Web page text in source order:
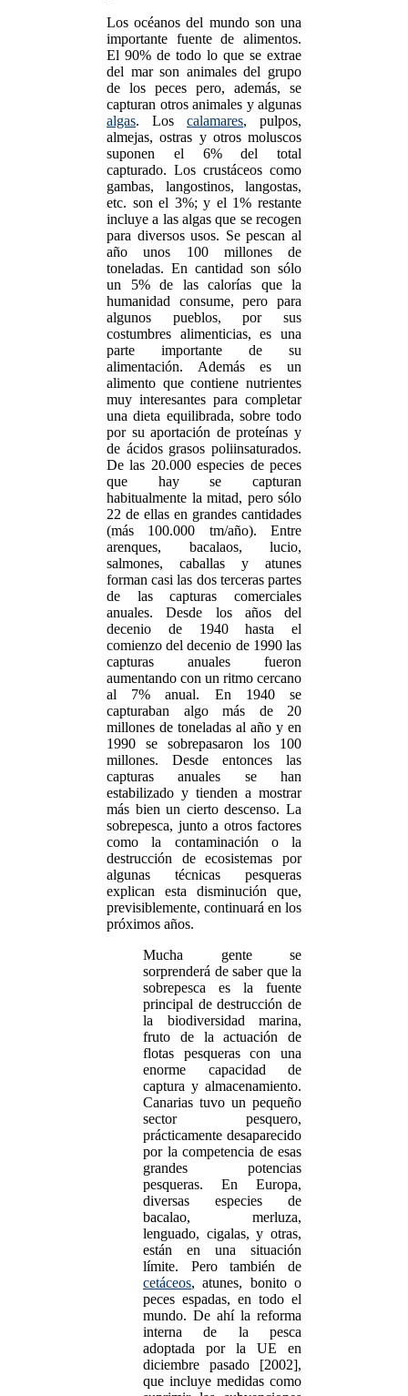
Los océanos del mundo son una
importante fuente de alimentos.
El 90% de todo lo que se extrae
del mar son animales del grupo
de los peces pero, además, se
capturan otros animales y algunas
algas. Los calamares, pulpos,
almejas, ostras y otros moluscos
suponen el 6% del total
capturado. Los crustáceos como
gambas, langostinos, langostas,
etc. son el 3%; y el 1% restante
incluye a las algas que se recogen
para diversos usos. Se pescan al
año unos 100 millones de
toneladas. En cantidad son sólo
un 5% de las calorías que la
humanidad consume, pero para
algunos pueblos, por sus
costumbres alimenticias, es una
parte importante de su
alimentación. Además es un
alimento que contiene nutrientes
muy interesantes para completar
una dieta equilibrada, sobre todo
por su aportación de proteínas y
de ácidos grasos poliinsaturados.
De las 20.000 especies de peces
que hay se capturan
habitualmente la mitad, pero sólo
22 de ellas en grandes cantidades
(más 100.000 tm/año). Entre
arenques, bacalaos, lucio,
salmones, caballas y atunes
forman casi las dos terceras partes
de las capturas comerciales
anuales. Desde los años del
decenio de 1940 hasta el
comienzo del decenio de 1990 las
capturas anuales fueron
aumentando con un ritmo cercano
al 7% anual. En 1940 se
capturaban algo más de 20
millones de toneladas al año y en
1990 se sobrepasaron los 100
millones. Desde entonces las
capturas anuales se han
estabilizado y tienden a mostrar
más bien un cierto descenso. La
sobrepesca, junto a otros factores
como la contaminación o la
destrucción de ecosistemas por
algunas técnicas pesqueras
explican esta disminución que,
previsiblemente, continuará en los
próximos años.
Mucha gente se
sorprenderá de saber que la
sobrepesca es la fuente
principal de destrucción de
la biodiversidad marina,
fruto de la actuación de
flotas pesqueras con una
enorme capacidad de
captura y almacenamiento.
Canarias tuvo un pequeño
sector pesquero,
prácticamente desaparecido
por la competencia de esas
grandes potencias
pesqueras. En Europa,
diversas especies de
bacalao, merluza,
lenguado, cigalas, y otras,
están en una situación
límite. Pero también de
cetáceos, atunes, bonito o
peces espadas, en todo el
mundo. De ahí la reforma
interna de la pesca
adoptada por la UE en
diciembre pasado [2002],
que incluye medidas como